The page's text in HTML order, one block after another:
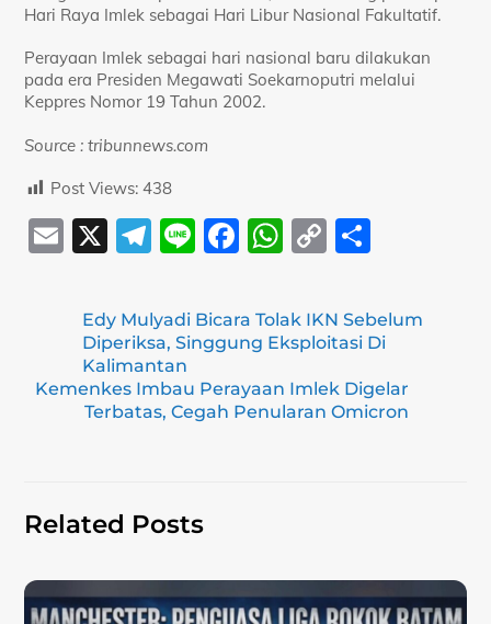
Hari Raya Imlek sebagai Hari Libur Nasional Fakultatif.
Perayaan Imlek sebagai hari nasional baru dilakukan
pada era Presiden Megawati Soekarnoputri melalui
Keppres Nomor 19 Tahun 2002.
Source : tribunnews.com
Post Views: 438
E
ai
X
T
e
gr
a
m
Li
e
F
c
e
b
o
W
at
s
A
p
C
p
y
Li
n
ar
e
Edy Mulyadi Bicara Tolak IKN Sebelum
Diperiksa, Singgung Eksploitasi Di
Kalimantan
Kemenkes Imbau Perayaan Imlek Digelar
Terbatas, Cegah Penularan Omicron
Related Posts